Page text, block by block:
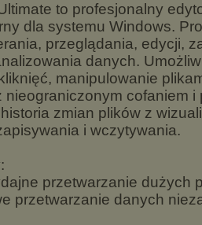
to profesjonalny
dla systemu Windows.
przeglądania, edycji,
danych.
manipulowanie
nieograniczonym cofaniem i
zmian plików z
i wczytywania.
przetwarzanie dużych
przetwarzanie danych